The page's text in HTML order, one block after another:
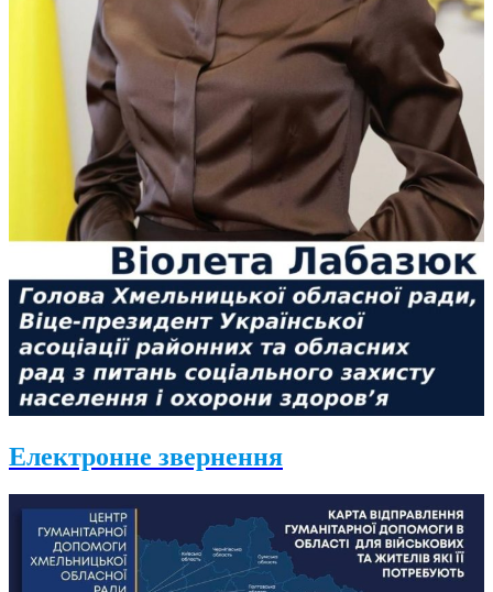
Електронне звернення